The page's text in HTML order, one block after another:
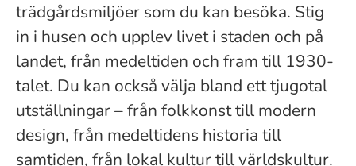
trädgårdsmiljöer som du kan besöka. Stig
in i husen och upplev livet i staden och på
landet, från medeltiden och fram till 1930-
talet. Du kan också välja bland ett tjugotal
utställningar – från folkkonst till modern
design, från medeltidens historia till
samtiden, från lokal kultur till världskultur.